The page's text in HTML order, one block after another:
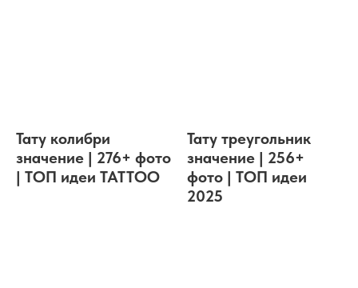
Тату колибри
значение | 276+ фото
| ТОП идеи TATTOO
Тату треугольник
значение | 256+
фото | ТОП идеи
2025